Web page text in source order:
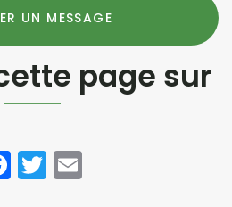
UN MESSAGE
page sur
Facebook
Twitter